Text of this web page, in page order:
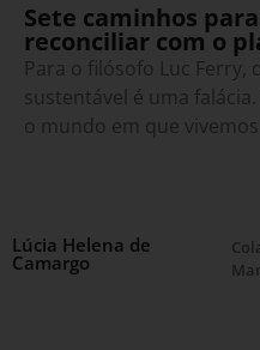
Sete caminhos
reconciliar com o
Para o filósofo Luc Ferry,
sustentável é uma
o mundo em que vivemos
Lúcia Helena de
Camargo